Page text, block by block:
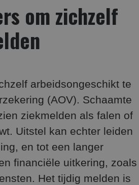
om zichzelf
arbeidsongeschikt te
(AOV). Schaamte
ziekmelden als falen of
Uitstel kan echter leiden
en tot een langer
financiële uitkering, zoals
Het tijdig melden is